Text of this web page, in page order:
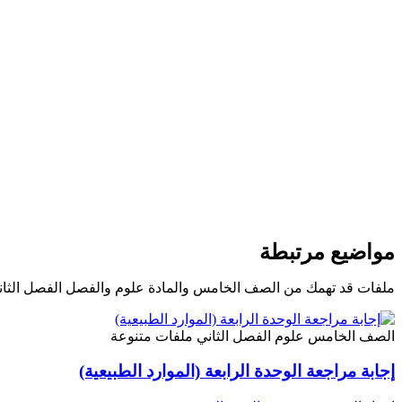
مواضيع مرتبطة
ملفات قد تهمك من الصف الخامس والمادة علوم والفصل الفصل
الصف الخامس علوم الفصل الثاني ملفات متنوعة
إجابة مراجعة الوحدة الرابعة (الموارد الطبيعية)